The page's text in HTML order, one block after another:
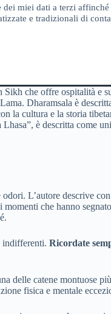
dei miei dati a terzi
e tradizionali di
che offre ospitalità
Dharamsala è
cultura e la storia
è descritta come
L’autore descrive
che hanno
indifferenti. Ricordate
delle catene montuose
fisica e mentale